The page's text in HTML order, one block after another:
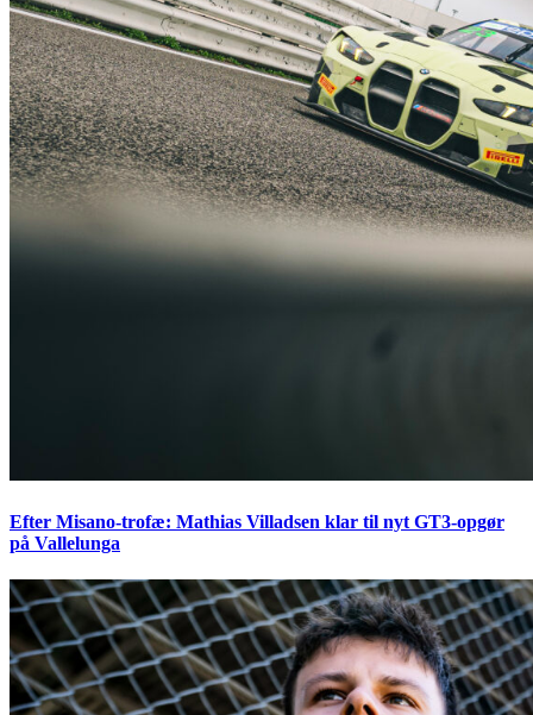
Efter Misano-trofæ: Mathias Villadsen klar til nyt GT3-opgør
på Vallelunga